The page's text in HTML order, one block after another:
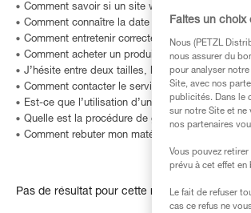
Comment savoir si un site web est frauduleux ?
Comment connaître la date de fabrication de
Comment entretenir correctement mon
Comment acheter un produit Petzl ?
J’hésite entre deux tailles, laquelle choisir ?
Comment contacter le service après vente Petzl
Est-ce que l’utilisation d’une batterie
Quelle est la procédure de garantie Petzl ?
Comment rebuter mon matériel ?
Pas de résultat pour cette recherche
Faites un
Nous (PETZL
nous assurer du
pour analyser
Site, avec nos
publicités. Dans le
sur notre Site et
nos partenaires
Vous pouvez
prévu à cet effet en
Le fait de refuser
cas ce refus ne